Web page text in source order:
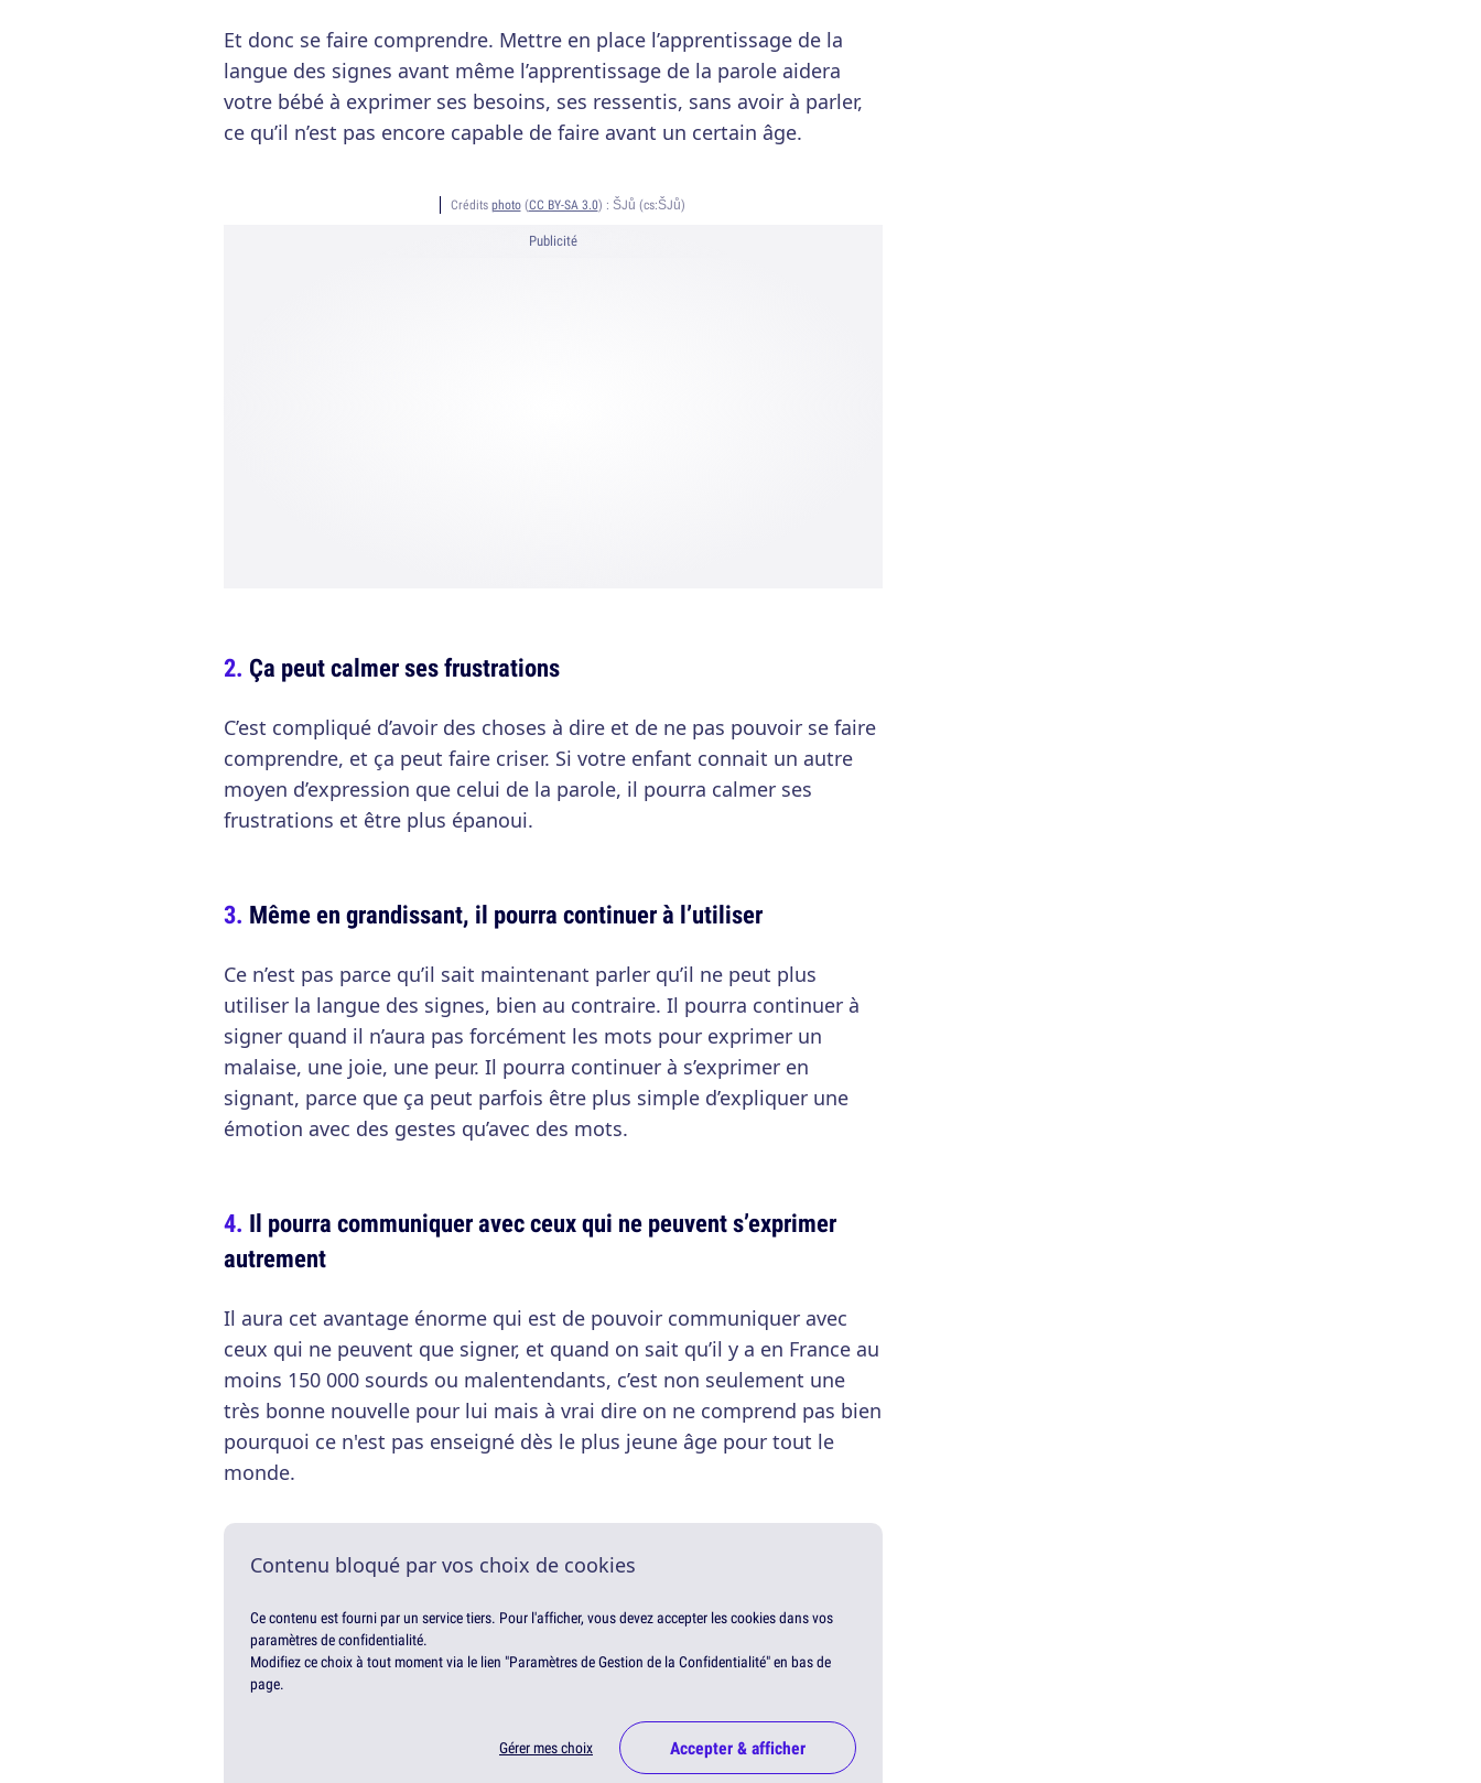
Et donc se faire comprendre. Mettre en place l’apprentissage de la
langue des signes avant même l’apprentissage de la parole aidera
votre bébé à exprimer ses besoins, ses ressentis, sans avoir à parler,
ce qu’il n’est pas encore capable de faire avant un certain âge.
Crédits photo(CC BY-SA 3.0) : ŠJů (cs:ŠJů)
Publicité
Ça peut calmer ses frustrations
C’est compliqué d’avoir des choses à dire et de ne pas pouvoir se faire
comprendre, et ça peut faire criser. Si votre enfant connait un autre
moyen d’expression que celui de la parole, il pourra calmer ses
frustrations et être plus épanoui.
Même en grandissant, il pourra continuer à l’utiliser
Ce n’est pas parce qu’il sait maintenant parler qu’il ne peut plus
utiliser la langue des signes, bien au contraire. Il pourra continuer à
signer quand il n’aura pas forcément les mots pour exprimer un
malaise, une joie, une peur. Il pourra continuer à s’exprimer en
signant, parce que ça peut parfois être plus simple d’expliquer une
émotion avec des gestes qu’avec des mots.
Il pourra communiquer avec ceux qui ne peuvent s’exprimer
autrement
Il aura cet avantage énorme qui est de pouvoir communiquer avec
ceux qui ne peuvent que signer, et quand on sait qu’il y a en France au
moins 150 000 sourds ou malentendants, c’est non seulement une
très bonne nouvelle pour lui mais à vrai dire on ne comprend pas bien
pourquoi ce n'est pas enseigné dès le plus jeune âge pour tout le
monde.
Contenu bloqué par vos choix de cookies
Ce contenu est fourni par un service tiers. Pour l'afficher, vous devez accepter les cookies dans vos
paramètres de confidentialité.
Modifiez ce choix à tout moment via le lien "Paramètres de Gestion de la Confidentialité" en bas de
page.
Gérer mes choix Accepter & afficher